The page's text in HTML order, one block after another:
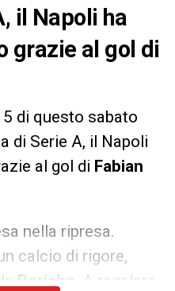
il Napoli ha
grazie al gol di
di questo sabato
di Serie A, il Napoli
al gol di Fabian
nella ripresa.
calcio di rigore,
Berisha
. A regalare